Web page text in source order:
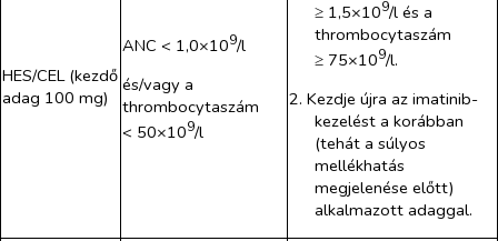
HES/CEL (kezdő
adag 100 mg)
ANC < 1,0×109/l
és/vagy a
thrombocytaszám
< 50×109/l
≥ 1,5×109/l és a
thrombocytaszám
≥ 75×109/l.
2. Kezdje újra az imatinib-
kezelést a korábban
(tehát a súlyos
mellékhatás
megjelenése előtt)
alkalmazott adaggal.